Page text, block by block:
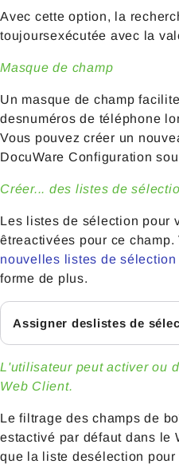
Avec cette option, la
toujoursexécutée avec la
Masque de champ
Un masque de champ
desnuméros de téléphone
Vous pouvez créer un
DocuWare Configuration
Créer... des listes de
Les listes de sélection pour
êtreactivées pour ce
nouvelles listes de sélection
forme de plus.
Assigner deslistes de
L'utilisateur peut activer ou
Web Client.
Le filtrage des champs de
estactivé par défaut dans le
que la liste desélection pour